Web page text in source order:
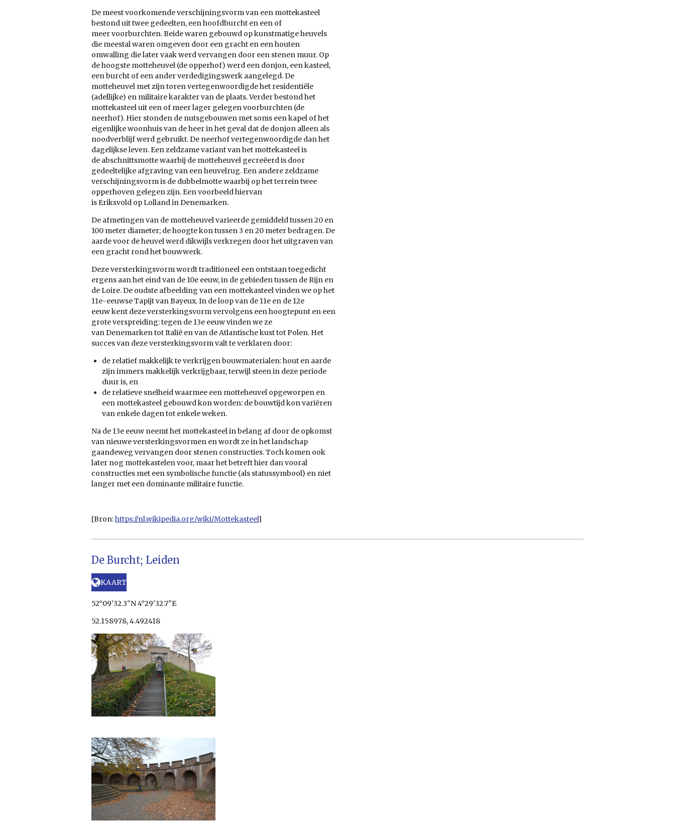
De meest voorkomende verschijningsvorm van een mottekasteel
bestond uit twee gedeelten, een hoofdburcht en een of
meer voorburchten. Beide waren gebouwd op kunstmatige heuvels
die meestal waren omgeven door een gracht en een houten
omwalling die later vaak werd vervangen door een stenen muur. Op
de hoogste motteheuvel (de opperhof) werd een donjon, een kasteel,
een burcht of een ander verdedigingswerk aangelegd. De
motteheuvel met zijn toren vertegenwoordigde het residentiële
(adellijke) en militaire karakter van de plaats. Verder bestond het
mottekasteel uit een of meer lager gelegen voorburchten (de
neerhof). Hier stonden de nutsgebouwen met soms een kapel of het
eigenlijke woonhuis van de heer in het geval dat de donjon alleen als
noodverblijf werd gebruikt. De neerhof vertegenwoordigde dan het
dagelijkse leven. Een zeldzame variant van het mottekasteel is
de abschnittsmotte waarbij de motteheuvel gecreëerd is door
gedeeltelijke afgraving van een heuvelrug. Een andere zeldzame
verschijningsvorm is de dubbelmotte waarbij op het terrein twee
opperhoven gelegen zijn. Een voorbeeld hiervan
is Eriksvold op Lolland in Denemarken.
De afmetingen van de motteheuvel varieerde gemiddeld tussen 20 en
100 meter diameter; de hoogte kon tussen 3 en 20 meter bedragen. De
aarde voor de heuvel werd dikwijls verkregen door het uitgraven van
een gracht rond het bouwwerk.
Deze versterkingsvorm wordt traditioneel een ontstaan toegedicht
ergens aan het eind van de 10e eeuw, in de gebieden tussen de Rijn en
de Loire. De oudste afbeelding van een mottekasteel vinden we op het
11e-eeuwse Tapijt van Bayeux. In de loop van de 11e en de 12e
eeuw kent deze versterkingsvorm vervolgens een hoogtepunt en een
grote verspreiding: tegen de 13e eeuw vinden we ze
van Denemarken tot Italië en van de Atlantische kust tot Polen. Het
succes van deze versterkingsvorm valt te verklaren door:
de relatief makkelijk te verkrijgen bouwmaterialen: hout en aarde
zijn immers makkelijk verkrijgbaar, terwijl steen in deze periode
duur is, en
de relatieve snelheid waarmee een motteheuvel opgeworpen en
een mottekasteel gebouwd kon worden: de bouwtijd kon variëren
van enkele dagen tot enkele weken.
Na de 13e eeuw neemt het mottekasteel in belang af door de opkomst
van nieuwe versterkingsvormen en wordt ze in het landschap
gaandeweg vervangen door stenen constructies. Toch komen ook
later nog mottekastelen voor, maar het betreft hier dan vooral
constructies met een symbolische functie (als statussymbool) en niet
langer met een dominante militaire functie.
[Bron:https://nl.wikipedia.org/wiki/Mottekasteel]
De Burcht; Leiden
KAART
52°09'32.3"N 4°29'32.7"E
52.158978, 4.492418